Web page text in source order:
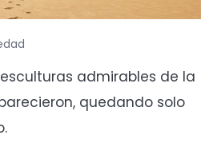
admirables de la
quedando solo